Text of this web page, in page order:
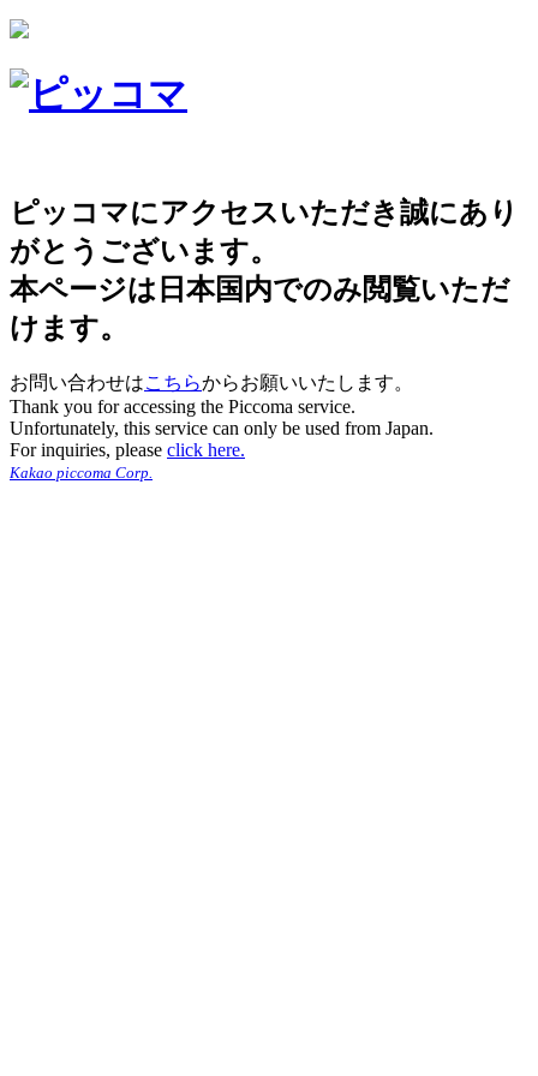
ピッコマにアクセスいただき誠にあり
がとうございます。
本ページは日本国内でのみ閲覧いただ
けます。
お問い合わせはこちらからお願いいたします。
Thank you for accessing the Piccoma service.
Unfortunately, this service can only be used from Japan.
For inquiries, please click here.
Kakao piccoma Corp.